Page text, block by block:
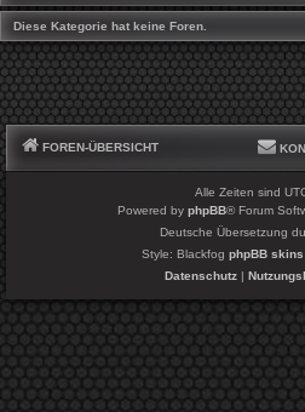
Diese Kategorie hat keine Foren.
FOREN-ÜBERSICHT
Alle Zeiten sind
Powered by phpBB® Forum
Deutsche Übersetzung
Style: Blackfog phpBB
Datenschutz|